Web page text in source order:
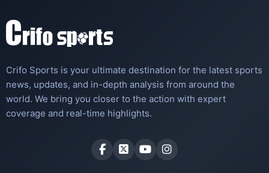
Crifo Sports is your ultimate destination for the latest sports
news, updates, and in-depth analysis from around the
world. We bring you closer to the action with expert
coverage and real-time highlights.